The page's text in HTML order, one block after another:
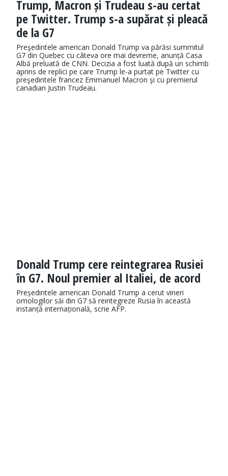
Trump, Macron și Trudeau s-au certat
pe Twitter. Trump s-a supărat și pleacă
de la G7
Preşedintele american Donald Trump va părăsi summitul
G7 din Quebec cu câteva ore mai devreme, anunță Casa
Albă preluată de CNN. Decizia a fost luată după un schimb
aprins de replici pe care Trump le-a purtat pe Twitter cu
preşedintele francez Emmanuel Macron şi cu premierul
canadian Justin Trudeau.
Donald Trump cere reintegrarea Rusiei
în G7. Noul premier al Italiei, de acord
Președintele american Donald Trump a cerut vineri
omologilor săi din G7 să reintegreze Rusia în această
instanță internațională, scrie AFP.